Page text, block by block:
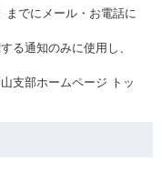
までにメール・お電話に
る通知のみに使用し、
支部ホームページ トッ